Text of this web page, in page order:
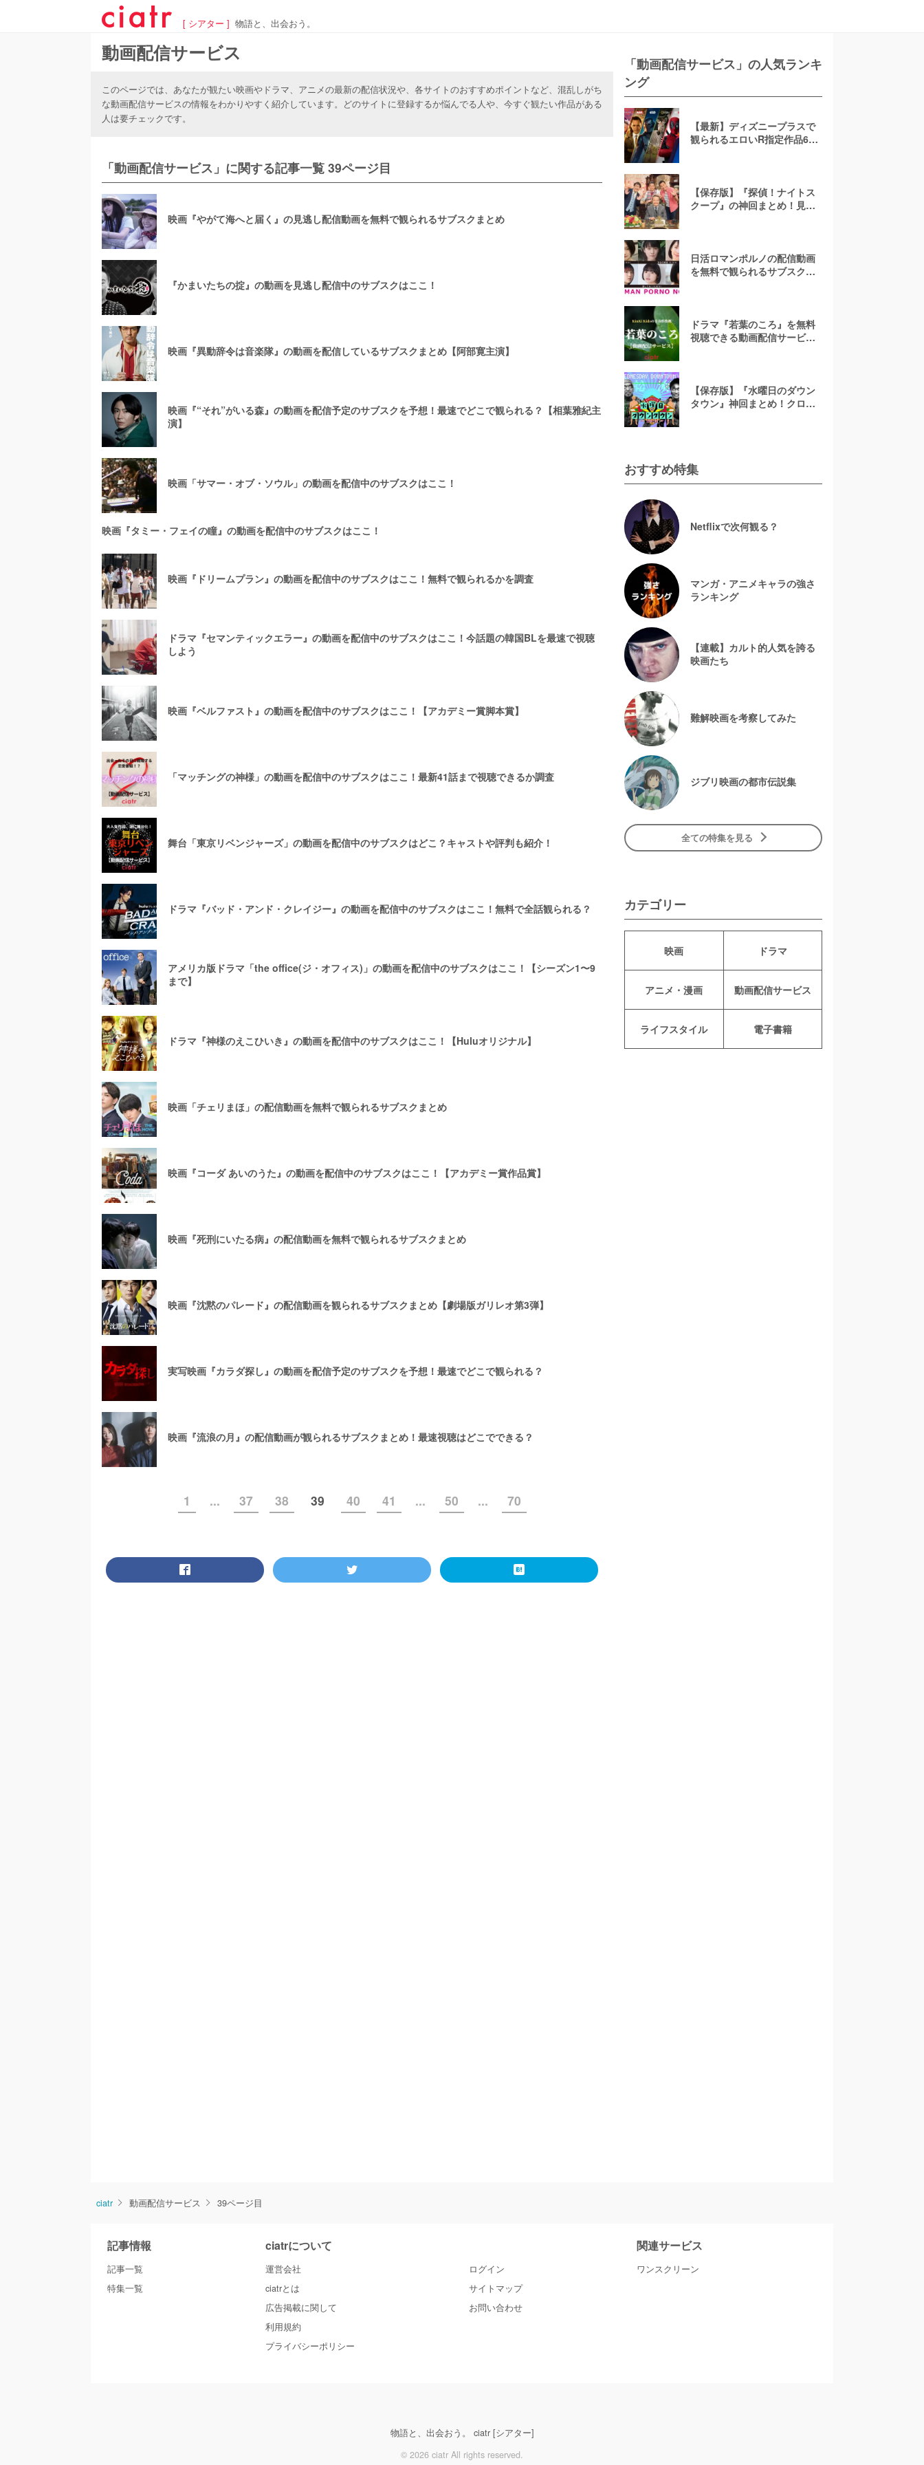
[ シアター ] 物語と、出会おう。
動画配信サービス
このページでは、あなたが観たい映画やドラマ、アニメの最新の配信状況や、各サイトのおすすめポイントなど、混乱しがち
な動画配信サービスの情報をわかりやすく紹介しています。どのサイトに登録するか悩んでる人や、今すぐ観たい作品がある
人は要チェックです。
「動画配信サービス」に関する記事一覧 39ページ目
映画『やがて海へと届く』の見逃し配信動画を無料で観られるサブスクまとめ
『かまいたちの掟』の動画を見逃し配信中のサブスクはここ！
映画『異動辞令は音楽隊』の動画を配信しているサブスクまとめ【阿部寛主演】
映画『“それ”がいる森』の動画を配信予定のサブスクを予想！最速でどこで観られる？【相葉雅紀主
演】
映画「サマー・オブ・ソウル」の動画を配信中のサブスクはここ！
映画『タミー・フェイの瞳』の動画を配信中のサブスクはここ！
映画『ドリームプラン』の動画を配信中のサブスクはここ！無料で観られるかを調査
ドラマ『セマンティックエラー』の動画を配信中のサブスクはここ！今話題の韓国BLを最速で視聴
しよう
映画『ベルファスト』の動画を配信中のサブスクはここ！【アカデミー賞脚本賞】
「マッチングの神様」の動画を配信中のサブスクはここ！最新41話まで視聴できるか調査
舞台「東京リベンジャーズ」の動画を配信中のサブスクはどこ？キャストや評判も紹介！
ドラマ『バッド・アンド・クレイジー』の動画を配信中のサブスクはここ！無料で全話観られる？
アメリカ版ドラマ「the office(ジ・オフィス)」の動画を配信中のサブスクはここ！【シーズン1〜9
まで】
ドラマ『神様のえこひいき』の動画を配信中のサブスクはここ！【Huluオリジナル】
映画「チェリまほ」の配信動画を無料で観られるサブスクまとめ
映画『コーダ あいのうた』の動画を配信中のサブスクはここ！【アカデミー賞作品賞】
映画『死刑にいたる病』の配信動画を無料で観られるサブスクまとめ
映画『沈黙のパレード』の配信動画を観られるサブスクまとめ【劇場版ガリレオ第3弾】
実写映画『カラダ探し』の動画を配信予定のサブスクを予想！最速でどこで観られる？
映画『流浪の月』の配信動画が観られるサブスクまとめ！最速視聴はどこでできる？
1 ... 37 38 39 40 41 ... 50 ... 70
「動画配信サービス」の人気ランキ
ング
【最新】ディズニープラスで
観られるエロいR指定作品6
【保存版】『探偵！ナイトス
クープ』の神回まとめ！見逃
ンキング
日活ロマンポルノの配信動画
を無料で観られるサブスクま
ドラマ『若葉のころ』を無料
視聴できる動画配信サービス
【保存版】『水曜日のダウン
タウン』神回まとめ！クロち
おすすめ特集
Netflixで次何観る？
マンガ・アニメキャラの強さ
ランキング
【連載】カルト的人気を誇る
映画たち
難解映画を考察してみた
ジブリ映画の都市伝説集
全ての特集を見る
カテゴリー
映画 ドラマ
アニメ・漫画 動画配信サービス
ライフスタイル 電子書籍
ciatr 動画配信サービス 39ページ目
記事情報
記事一覧
特集一覧
ciatrについて
運営会社
ciatrとは
広告掲載に関して
利用規約
プライバシーポリシー
ログイン
サイトマップ
お問い合わせ
関連サービス
ワンスクリーン
物語と、出会おう。 ciatr [シアター]
© 2026 ciatr All rights reserved.